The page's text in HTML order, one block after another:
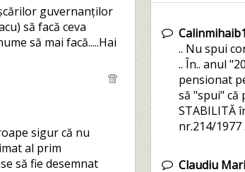
guvernanților
să facă ceva
să mai facă.....Hai
sigur că nu
al prim
să fie desemnat
.. Nu spui
.. În.. anul
pensionat
să "spui" că
STABILITĂ
nr.214/1977
Claudiu